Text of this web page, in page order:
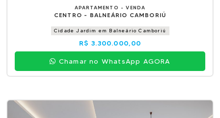
APARTAMENTO - VENDA
CENTRO - BALNEÁRIO CAMBORIÚ
Cidade Jardim em Balneário Camboriú
R$ 3.300.000,00
Chamar no WhatsApp AGORA